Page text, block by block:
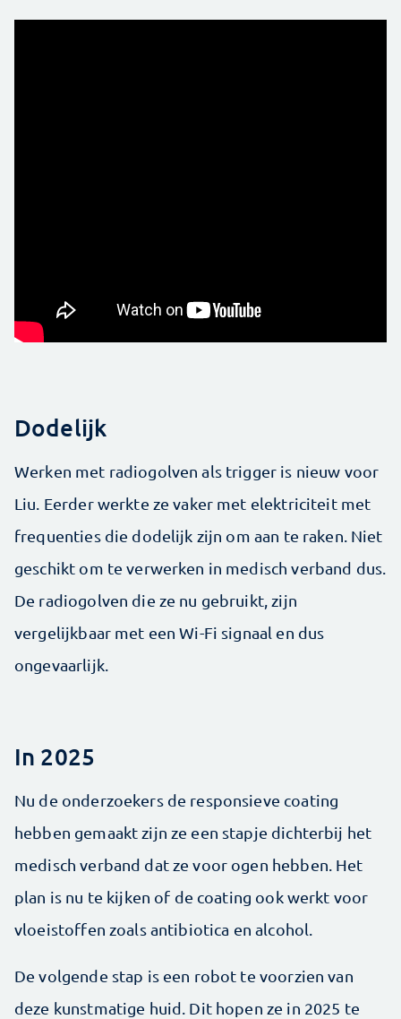
Dodelijk
Werken met radiogolven als trigger is nieuw voor
Liu. Eerder werkte ze vaker met elektriciteit met
frequenties die dodelijk zijn om aan te raken. Niet
geschikt om te verwerken in medisch verband dus.
De radiogolven die ze nu gebruikt, zijn
vergelijkbaar met een Wi-Fi signaal en dus
ongevaarlijk.
In 2025
Nu de onderzoekers de responsieve coating
hebben gemaakt zijn ze een stapje dichterbij het
medisch verband dat ze voor ogen hebben. Het
plan is nu te kijken of de coating ook werkt voor
vloeistoffen zoals antibiotica en alcohol.
De volgende stap is een robot te voorzien van
deze kunstmatige huid. Dit hopen ze in 2025 te